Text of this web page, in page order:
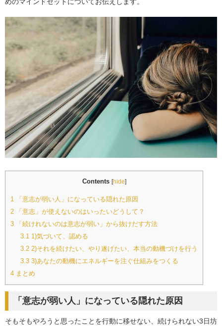
Contents [hide]
1 「意志が弱い人」になっている隠れた原因
2 「意志」が使えないのはいったいどうして？
3 「続けれないのは意志が弱い」から抜けだす方法
3.11)気づいて、認める
3.22)それを続けたい、やり遂げたい、本当の動機づけを行う
3.33)あなたの動機にエネルギーを注ぐ仕組みをつくる
4 まとめ
「意志が弱い人」になっている隠れた原因
そもそもやろうと思ったことを行動に移せない、続けられない3日坊